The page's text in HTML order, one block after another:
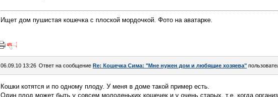
Ищет дом пушистая кошечка с плоской мордочкой. Фото на аватарке.
06.09.10 13:26 Ответ на сообщение Re: Кошечка Сима: "Мне нужен дом и любящие хозяева"
Кошки котятся и по одному плоду. У меня в доме такой пример есть.
Один плод может быть у совсем молоденьких кошечек и у очень старых, т.е. когда